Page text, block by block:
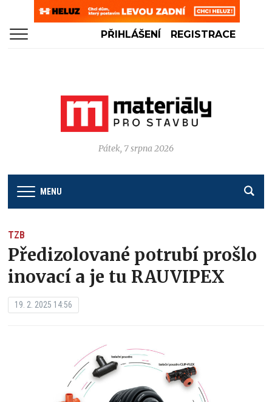
PŘIHLÁŠENÍ REGISTRACE
Pátek, 7 srpna 2026
MENU
TZB
Předizolované potrubí prošlo
inovací a je tu RAUVIPEX
19. 2. 2025 14:56